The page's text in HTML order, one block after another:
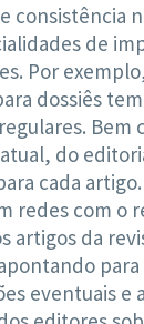
consistência
de
Por
dossiês
Bem
do
cada artigo.
redes com o
artigos da
para
eventuais e